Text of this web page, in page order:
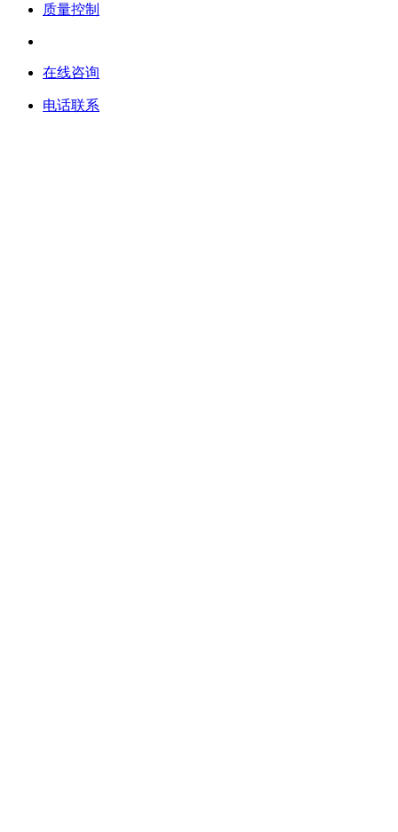
质量控制
在线咨询
电话联系